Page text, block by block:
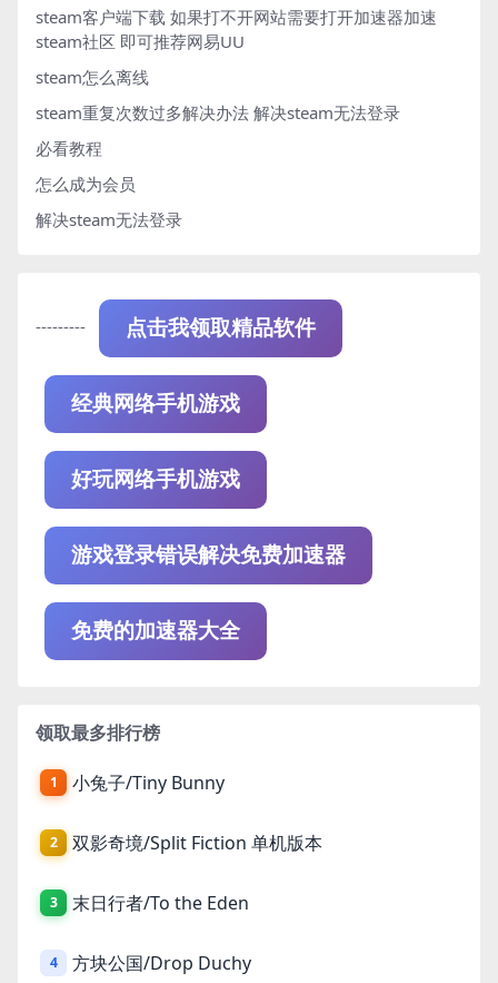
steam客户端下载 如果打不开网站需要打开加速器加速
steam社区 即可推荐网易UU
steam怎么离线
steam重复次数过多解决办法 解决steam无法登录
必看教程
怎么成为会员
解决steam无法登录
--------- 点击我领取精品软件
经典网络手机游戏
好玩网络手机游戏
游戏登录错误解决免费加速器
免费的加速器大全
领取最多排行榜
1 小兔子/Tiny Bunny
2 双影奇境/Split Fiction 单机版本
3 末日行者/To the Eden
4 方块公国/Drop Duchy